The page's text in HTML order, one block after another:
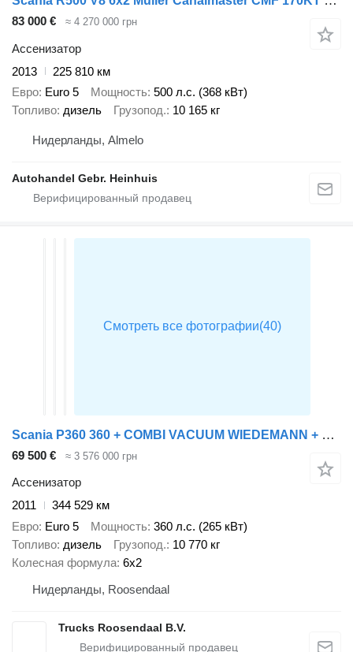
83 000 € ≈ 4 270 000 грн
Ассенизатор
2013
225 810 км
Евро Euro 5 Мощность 500 л.с. (368 кВт)
Топливо дизель Грузопод. 10 165 кг
Нидерланды, Almelo
Autohandel Gebr. Heinhuis
Scania P360 360 + COMBI VACUUM WIEDEMANN + 6X4
69 500 € ≈ 3 576 000 грн
Ассенизатор
2011
344 529 км
Евро Euro 5 Мощность 360 л.с. (265 кВт)
Топливо дизель Грузопод. 10 770 кг
Колесная формула 6x2
Нидерланды, Roosendaal
Trucks Roosendaal B.V.